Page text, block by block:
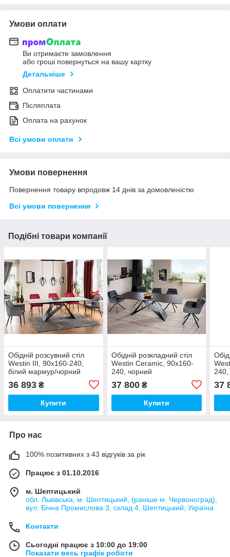
Умови оплати
Ви отримаєте замовлення
або гроші повернуться на вашу картку
Детальніше
Оплатити частинами
Післяплата
Оплата на рахунок
Всі умови оплати
Умови повернення
Повернення товару впродовж 14 днів за домовленістю
Всі умови повернення
Подібні товари компанії
Обідній розсувний стіл
Westin III, 90x160-240,
білий мармур/чорний
36 893 ₴
Купити
Обідній розкладний стіл
Westin Ceramic, 90x160-
240, чорний
37 800₴
Купити
240,
37
Про нас
100% позитивних з 43 відгуків за рік
Працює з 01.10.2016
м. Шептицький
обл. Львівська, м. Шептицький, (раніше м. Червоноград),
вул. Бічна Промислова 3, склад 4, Шептицький, Україна
Контакти
Сьогодні працює з 10:00 до 19:00
Показати весь графік роботи